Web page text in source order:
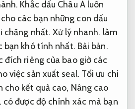
Khắc dấu Châu Á luôn
các bạn những con dấu
chăng nhất.Xử lý nhanh. làm
bạn khó tính nhất. Bài bản.
đích riêng của bao giờ các
việc sản xuất seal. Tối ưu chi
cho kết quả cao, Nâng cao
có được độ chính xác mà bạn